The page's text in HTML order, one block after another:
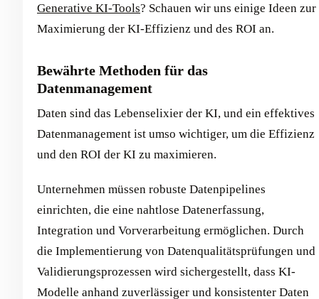
Generative KI-Tools? Schauen wir uns einige Ideen zur
Maximierung der KI-Effizienz und des ROI an.
Bewährte Methoden für das
Datenmanagement
Daten sind das Lebenselixier der KI, und ein effektives
Datenmanagement ist umso wichtiger, um die Effizienz
und den ROI der KI zu maximieren.
Unternehmen müssen robuste Datenpipelines
einrichten, die eine nahtlose Datenerfassung,
Integration und Vorverarbeitung ermöglichen. Durch
die Implementierung von Datenqualitätsprüfungen und
Validierungsprozessen wird sichergestellt, dass KI-
Modelle anhand zuverlässiger und konsistenter Daten